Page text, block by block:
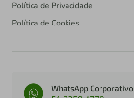
Política de Privacidade
Política de Cookies
WhatsApp Corporativo